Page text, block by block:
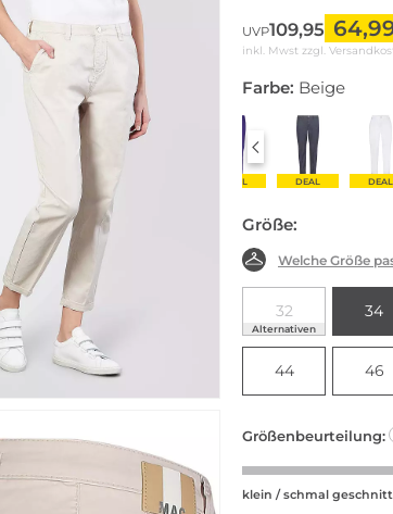
UVP109,95
inkl. Mwst zzgl.
Farbe: Beige
DEAL DEAL DEAL
Größe:
Welche Größe
32
Alternativen
34
44 46
Größenbeurteilung:
klein / schmal